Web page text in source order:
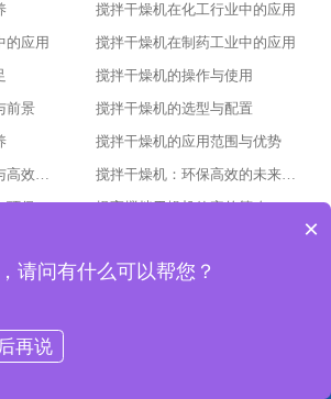
搅拌干燥机在化工行业中的应用
的应用
搅拌干燥机在制药工业中的应用
搅拌干燥机的操作与使用
前景
搅拌干燥机的选型与配置
搅拌干燥机的应用范围与优势
搅拌干燥机的工作原理与高效节能的证明
搅拌干燥机：环保高效的未来工业之星
搅拌干燥机的创新设计：环保与高效的基石
提高搅拌干燥机效率的策略
搅拌干燥机：一机解决多种干燥问题
搅拌干燥机：环保与高效的完美结合
×
请问有什么可以帮您？
再说